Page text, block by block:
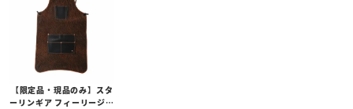
【限定品・現品のみ】スタ
ーリンギア フィーリージェ